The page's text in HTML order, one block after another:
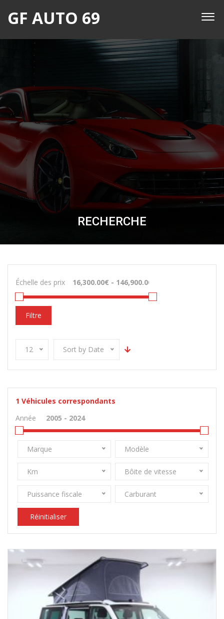
GF AUTO 69
RECHERCHE
Échelle des prix
Filtre
12 Sort by Date
1 Véhicules correspondants
Année
Marque Modèle
Km Bôite de vitesse
Puissance fiscale Carburant
Réinitialiser